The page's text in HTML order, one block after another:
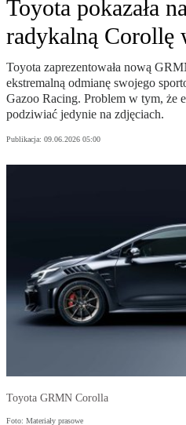
Toyota pokazała
radykalną Corollę
Toyota zaprezentowała nową
ekstremalną odmianę swojego
Gazoo Racing. Problem w tym, że
podziwiać jedynie na zdjęciach.
Publikacja: 09.06.2026 05:00
Toyota GRMN Corolla
Foto: Materiały prasowe